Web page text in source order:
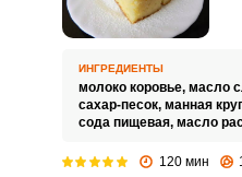
ИНГРЕДИЕНТЫ
молоко коровье, масло
сахар-песок, манная
сода пищевая, масло
120 мин